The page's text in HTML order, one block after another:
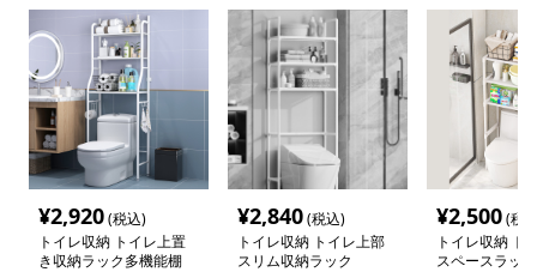
¥2,920(税込)
トイレ収納 トイレ上置
き収納ラック多機能棚
¥2,840(税込)
トイレ収納 トイレ上部
スリム収納ラック
¥2,500(税
トイレ収納 ト
スペースラック